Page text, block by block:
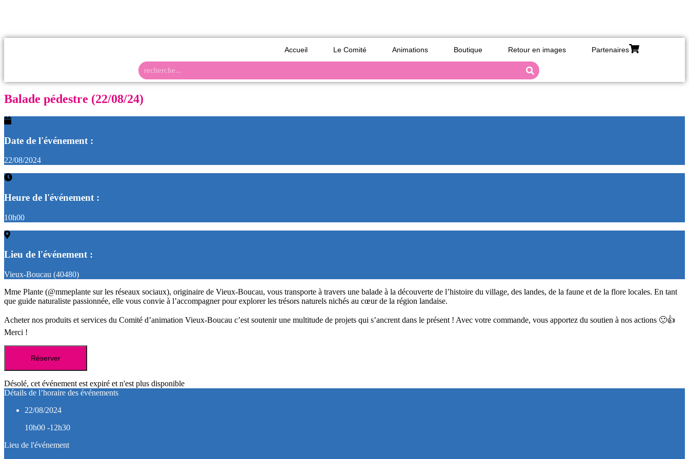
Accueil Le Comité Animations Boutique Retour en images Partenaires
Balade pédestre (22/08/24)
Date de l'événement :
22/08/2024
Heure de l'événement :
10h00
Lieu de l'événement :
Vieux-Boucau (40480)
Mme Plante (@mmeplante sur les réseaux sociaux), originaire de Vieux-Boucau, vous transporte à travers une balade à la découverte de l’histoire du village, des landes, de la faune et de la flore locales. En tant
que guide naturaliste passionnée, elle vous convie à l’accompagner pour explorer les trésors naturels nichés au cœur de la région landaise.
Acheter nos produits et services du Comité d’animation Vieux-Boucau c’est soutenir une multitude de projets qui s’ancrent dans le présent ! Avec votre commande, vous apportez du soutien à nos actions 🙂👍
Merci !
Réserver
Désolé, cet événement est expiré et n'est plus disponible
Détails de l’horaire des événements
22/08/2024
10h00 -12h30
Lieu de l'événement